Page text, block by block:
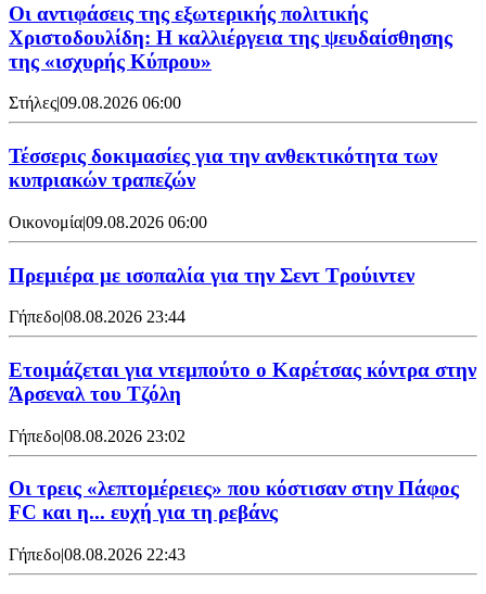
Οι αντιφάσεις της εξωτερικής πολιτικής
Χριστοδουλίδη: Η καλλιέργεια της ψευδαίσθησης
της «ισχυρής Κύπρου»
Στήλες|09.08.2026 06:00
Τέσσερις δοκιμασίες για την ανθεκτικότητα των
κυπριακών τραπεζών
Οικονομία|09.08.2026 06:00
Πρεμιέρα με ισοπαλία για την Σεντ Τρούιντεν
Γήπεδο|08.08.2026 23:44
Ετοιμάζεται για ντεμπούτο ο Καρέτσας κόντρα στην
Άρσεναλ του Τζόλη
Γήπεδο|08.08.2026 23:02
Οι τρεις «λεπτομέρειες» που κόστισαν στην Πάφος
FC και η... ευχή για τη ρεβάνς
Γήπεδο|08.08.2026 22:43